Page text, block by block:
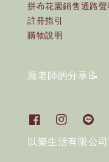
拼布花園銷售通路聲
註冊指引
購物說明
龐老師的分享📝
以樂生活有限公